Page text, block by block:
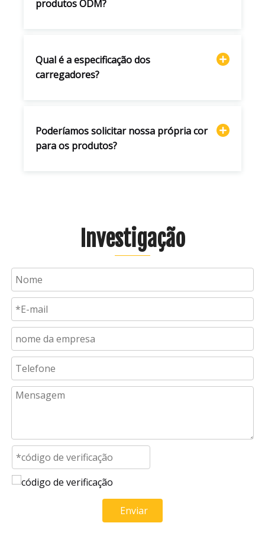
produtos ODM?
Qual é a especificação dos
carregadores?
Poderíamos solicitar nossa própria cor
para os produtos?
Investigação
Enviar